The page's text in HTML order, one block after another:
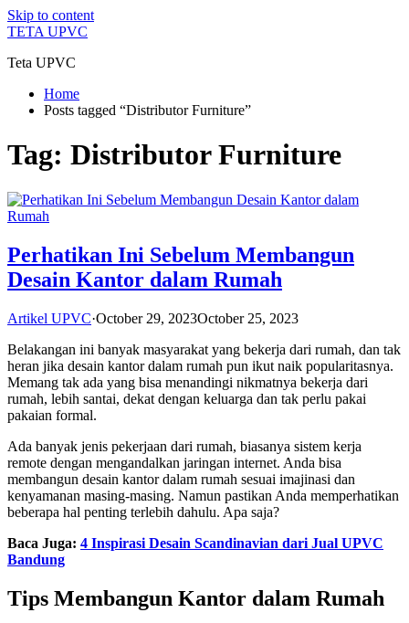
Skip to content
TETA UPVC
Teta UPVC
Home
Posts tagged “Distributor Furniture”
Tag: Distributor Furniture
Perhatikan Ini Sebelum Membangun
Desain Kantor dalam Rumah
Artikel UPVC·October 29, 2023October 25, 2023
Belakangan ini banyak masyarakat yang bekerja dari rumah, dan tak
heran jika desain kantor dalam rumah pun ikut naik popularitasnya.
Memang tak ada yang bisa menandingi nikmatnya bekerja dari
rumah, lebih santai, dekat dengan keluarga dan tak perlu pakai
pakaian formal.
Ada banyak jenis pekerjaan dari rumah, biasanya sistem kerja
remote dengan mengandalkan jaringan internet. Anda bisa
membangun desain kantor dalam rumah sesuai imajinasi dan
kenyamanan masing-masing. Namun pastikan Anda memperhatikan
beberapa hal penting terlebih dahulu. Apa saja?
Baca Juga: 4 Inspirasi Desain Scandinavian dari Jual UPVC
Bandung
Tips Membangun Kantor dalam Rumah